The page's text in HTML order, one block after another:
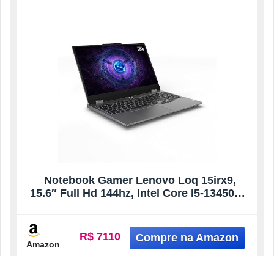
Notebook Gamer Lenovo Loq 15irx9,
15.6″ Full Hd 144hz, Intel Core I5-13450hx,
Amazon
R$ 7110